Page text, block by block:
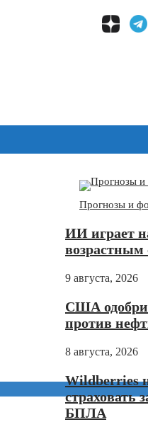
Прогнозы и
ИИ играет
возрастным
9 августа, 2026
США
против
8 августа, 2026
Wildberries
страховать
БПЛА